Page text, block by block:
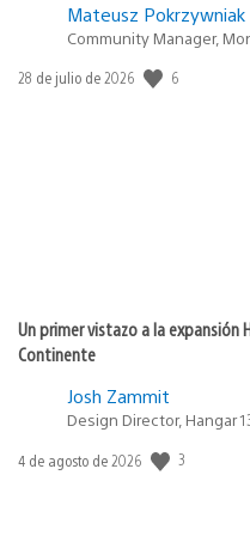
Mateusz Pokrzywniak
Community Manager,
Fecha
28 de julio de 2026 6
Un primer vistazo a la expansión
Continente
Josh Zammit
Design Director, Hangar
Fecha
4 de agosto de 2026 3